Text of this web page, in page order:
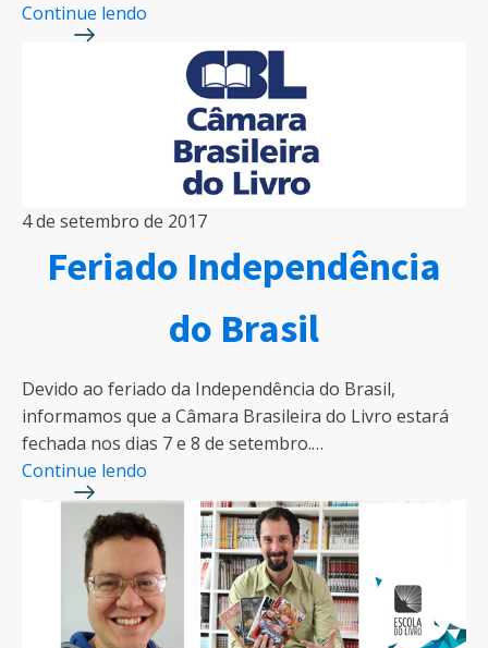
Continue lendo
4 de setembro de 2017
Feriado Independência
do Brasil
Devido ao feriado da Independência do Brasil,
informamos que a Câmara Brasileira do Livro estará
fechada nos dias 7 e 8 de setembro.…
Continue lendo